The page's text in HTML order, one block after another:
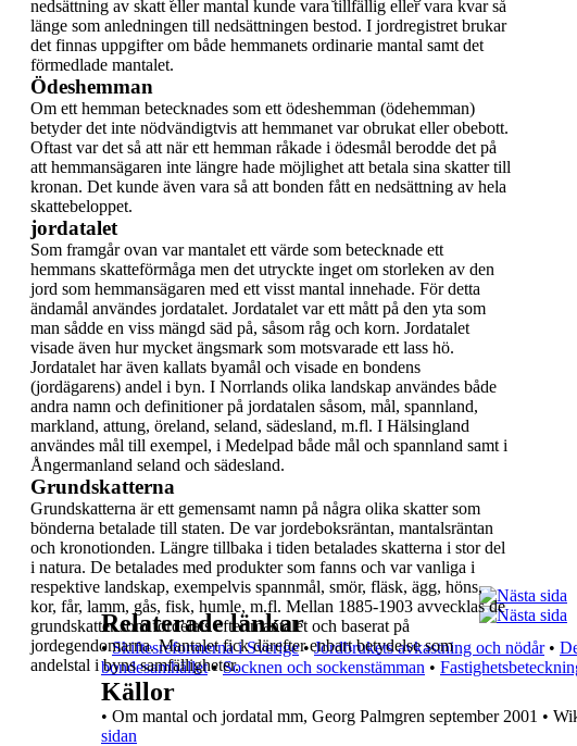
Relaterade länkar
• Skiftesreformerna i Sverige • Jordbrukets avkastning och nödår •
bondesamhället • Socknen och sockenstämman •
Källor
• Om mantal och jordatal mm, Georg Palmgren september 2001 •
sidan
nedsättning av skatt eller mantal kunde varatillfällig eller vara kvar så
länge som anledningen till nedsättningen bestod. I jordregistret brukar
det finnas uppgifter om både hemmanets ordinarie mantal samt det
förmedlade mantalet.
Ödeshemman
Om ett hemman betecknades som ett ödeshemman (ödehemman)
betyder det inte nödvändigtvis att hemmanet var obrukat ellerobebott.
Oftast var det så att när ett hemman råkade i ödesmål berodde det på
att hemmansägaren inte längre hade möjlighet att betala sina skatter till
kronan. Det kunde även vara så att bonden fått en nedsättning av hela
skattebeloppet.
jordatalet
Som framgår ovan var mantalet ett värde som betecknade ett
hemmans skatteförmåga men det utryckte inget om storleken av den
jord som hemmansägaren med ett visst mantal innehade. Fördetta
ändamål användes jordatalet. Jordatalet var ett mått på den yta som
man sådde en viss mängd säd på, såsom råg och korn. Jordatalet
visade även hur mycket ängsmark som motsvarade ett lass hö.
Jordatalet har även kallats byamål och visade en bondens
(jordägarens) andel i byn. I Norrlands olika landskap användes både
andra namn och definitioner på jordatalen såsom, mål, spannland,
markland, attung, öreland, seland, sädesland, m.fl. I Hälsingland
användes mål till exempel, i Medelpad både mål och spannland samt i
Ångermanland seland och sädesland.
Grundskatterna
Grundskatterna är ett gemensamt namn på några olika skatter som
bönderna betalade till staten. De varjordeboksräntan, mantalsräntan
och kronotionden. Längre tillbaka i tiden betalades skatterna i stor del
i natura. De betalades med produkter som fanns och var vanliga i
respektive landskap, exempelvis spannmål, smör, fläsk, ägg, höns,
kor, får, lamm, gås, fisk, humle, m.fl. Mellan 1885-1903 avvecklas de
grundskatter somfördelats efter mantalet och baserat på
jordegendomarna. Mantalet fick därefter enbartbetydelse som
andelstal i byns samfälligheter.